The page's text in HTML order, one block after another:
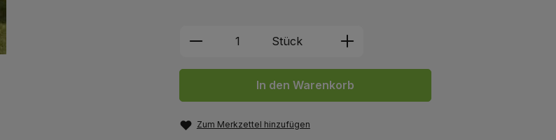
Produkt Anzahl: Gib den gewünschten Wert
Stück
In den Warenkorb
Zum Merkzettel hinzufügen